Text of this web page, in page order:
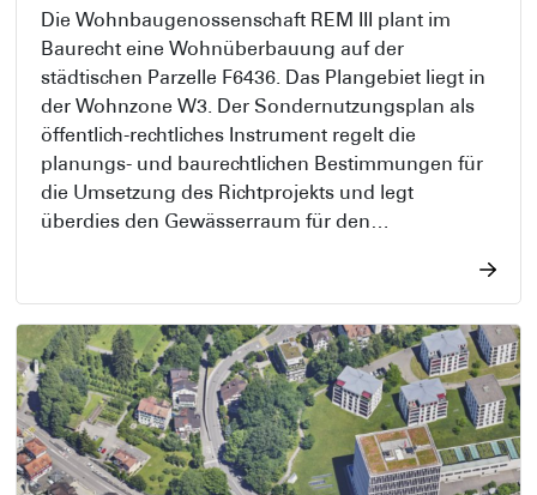
Die Wohnbaugenossenschaft REM III plant im
Baurecht eine Wohnüberbauung auf der
städtischen Parzelle F6436. Das Plangebiet liegt in
der Wohnzone W3. Der Sondernutzungsplan als
öffentlich-rechtliches Instrument regelt die
planungs- und baurechtlichen Bestimmungen für
die Umsetzung des Richtprojekts und legt
überdies den Gewässerraum für den